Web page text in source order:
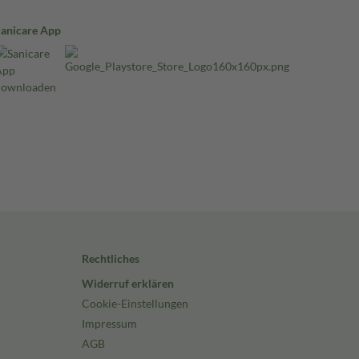
App
Rechtliches
Widerruf erklären
Cookie-Einstellungen
Impressum
AGB